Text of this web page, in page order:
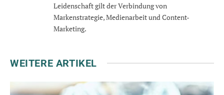
Leidenschaft gilt der Verbindung von
Markenstrategie, Medienarbeit und Content-
Marketing.
WEITERE ARTIKEL